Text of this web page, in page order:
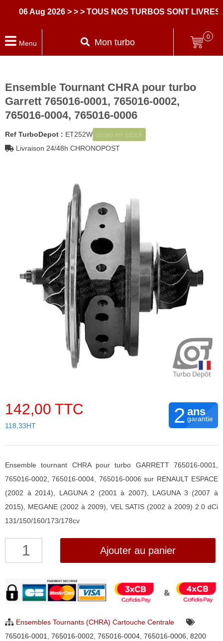
06 Aug 2026 > > > TOUS NOS TURBOS SONT LIVRES
Menu Mon turbo
0
Ensemble Tournant CHRA pour turbo
Garrett 765016-0001, 765016-0002,
765016-0004, 765016-0006
Ref TurboDepot : ET252W dispo en stock
Livraison 24/48h CHRONOPOST
142,00 TTC
118,33HT 2 ans
garantie
Ensemble tournant CHRA pour turbo GARRETT 765016-0001,
765016-0002, 765016-0004, 765016-0006 sur RENAULT ESPACE
(2002 à 2014), LAGUNA 2 (2001 à 2007), LAGUNA 3 (2007 à
2015), MEGANE (2002 à 2009), VEL SATIS (2002 à 2009) 2.0 dCi
131/150/160/173/178cv
quantité
Tournant
CHRA
turbo
Ajouter au panier
Ensembles Tournants (CHRA) Cartouche Centrale
765016-0001, 765016-0002, 765016-0004, 765016-0006, 8200